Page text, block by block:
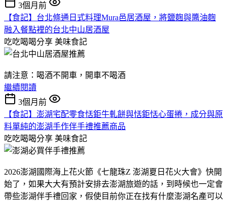
3個月前
【食記】台北條通日式料理Mura邑居酒屋，將鹽麴與醬油麴
融入餐點裡的台北中山居酒屋
吃吃喝喝分享 美味食記
請注意：喝酒不開車，開車不喝酒
繼續閱讀
3個月前
【食記】澎湖宅配零食恬鉅牛軋餅與恬鉅恬心蛋捲，成分與原
料單純的澎湖手作伴手禮推薦商品
吃吃喝喝分享 美味食記
2026澎湖國際海上花火節《七龍珠Z 澎湖夏日花火大會》快開
始了，如果大大有預計安排去澎湖旅遊的話，到時候也一定會
帶些澎湖伴手禮回家，假使目前你正在找有什麼澎湖名產可以